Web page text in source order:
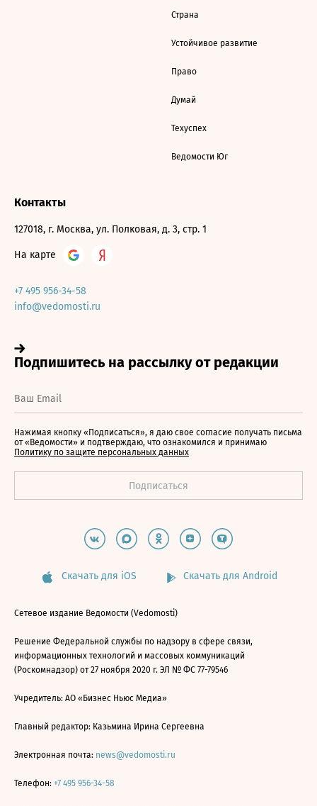
Страна
Устойчивое развитие
Право
Думай
Техуспех
Ведомости Юг
Контакты
127018, г. Москва, ул. Полковая, д. 3, стр. 1
На карте
+7 495 956-34-58
info@vedomosti.ru
Нажимая кнопку «Подписаться», я даю свое согласие получать письма
от «Ведомости» и подтверждаю, что ознакомился и принимаю
Политику по защите персональных данных
Скачать для iOS Скачать для Android
Сетевое издание Ведомости (Vedomosti)
Решение Федеральной службы по надзору в сфере связи,
информационных технологий и массовых коммуникаций
(Роскомнадзор) от 27 ноября 2020 г. ЭЛ № ФС 77-79546
Учредитель: АО «Бизнес Ньюс Медиа»
Главный редактор: Казьмина Ирина Сергеевна
Электронная почта: news@vedomosti.ru
Телефон: +7 495 956-34-58